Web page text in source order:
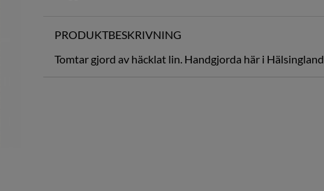
PRODUKTBESKRIVNING
Tomtar gjord av häcklat lin. Handgjorda här i Hälsingland.